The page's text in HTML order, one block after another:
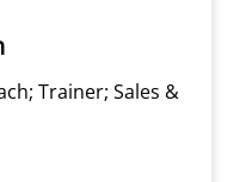
Trainer; Sales &